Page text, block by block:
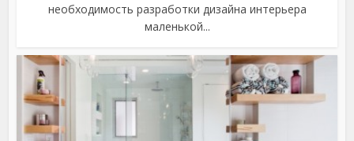
необходимость разработки дизайна интерьера
маленькой...